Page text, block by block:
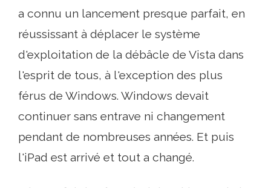
a connu un lancement presque parfait, en
réussissant à déplacer le système
d'exploitation de la débâcle de Vista dans
l'esprit de tous, à l'exception des plus
férus de Windows. Windows devait
continuer sans entrave ni changement
pendant de nombreuses années. Et puis
l'iPad est arrivé et tout a changé.